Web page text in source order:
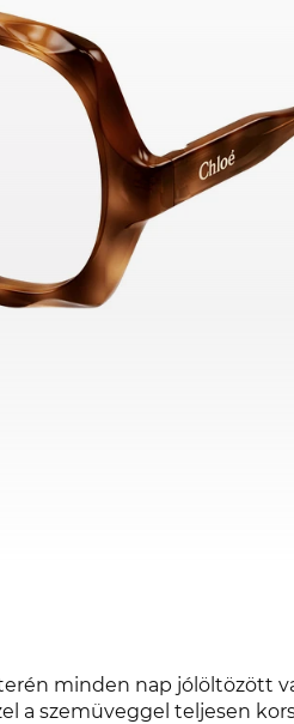
minden nap jólöltözött
a szemüveggel teljesen